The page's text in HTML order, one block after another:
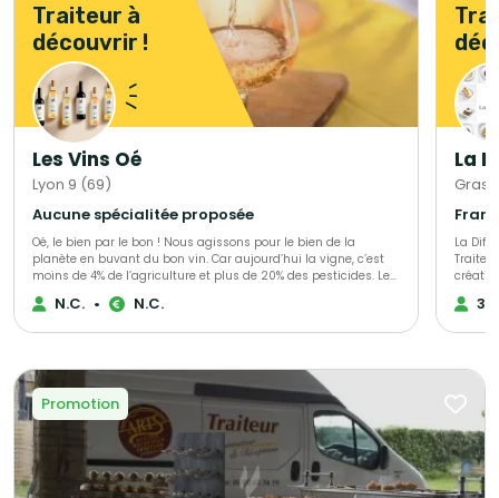
Traiteur à
découvrir !
Les Vins Oé
Lyon 9 (69)
Aucune spécialitée proposée
Oé, le bien par le bon ! Nous agissons pour le bien de la
planète en buvant du bon vin. Car aujourd’hui la vigne, c’est
moins de 4% de l’agriculture et plus de 20% des pesticides. Le
raisin est le fruit le plus pesticidé. C’est triste. Alors nous avons
décidé de nous secouer la grappe avec vous ! Ce que vous
N.C. • N.C.
La
La
entièrement
dans
votre
se
saison
plus prestigieux Au-delà
Promotion